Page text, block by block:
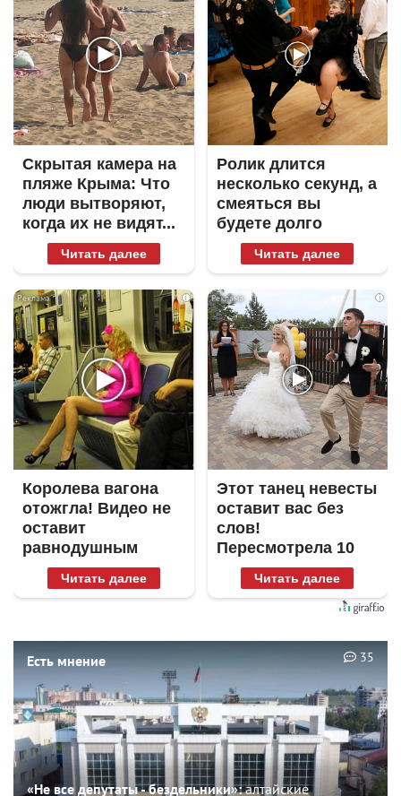
Скрытая камера на
пляже Крыма: Что
люди вытворяют,
когда их не видят...
Читать далее
Ролик длится
несколько секунд, а
смеяться вы
будете долго
Читать далее
i
Королева вагона
отожгла! Видео не
оставит
равнодушным
Читать далее
i
Этот танец невесты
оставит вас без
слов!
Пересмотрела 10
раз
Читать далее
Есть мнение
«Не все депутаты - бездельники»:алтайские
35